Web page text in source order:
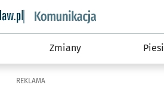
wroclaw.pl podserwis:
Zmiany Piesi
REKLAMA